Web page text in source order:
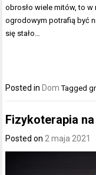
obrosło wiele mitów, to
ogrodowym potrafią być
się stało…
Posted in Dom Tagged
Fizykoterapia
Posted on 2 maja 2021